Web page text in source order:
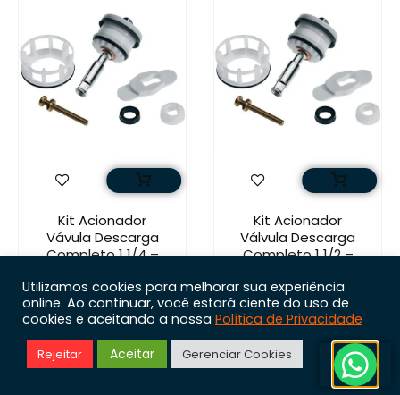
Kit Acionador
Vávula Descarga
Completo 1 1/4 –
R$99,90
Em até 4x de
R$24,98sem
juros
Kit Acionador
Válvula Descarga
Completo 1 1/2 –
R$99,90
Em até 4x de
R$24,98
sem
juros
Utilizamos cookies para melhorar sua experiência
online. Ao continuar, você estará ciente do uso de
cookies e aceitando a nossa Política de Privacidade
Rejeitar Aceitar Gerenciar Cookies